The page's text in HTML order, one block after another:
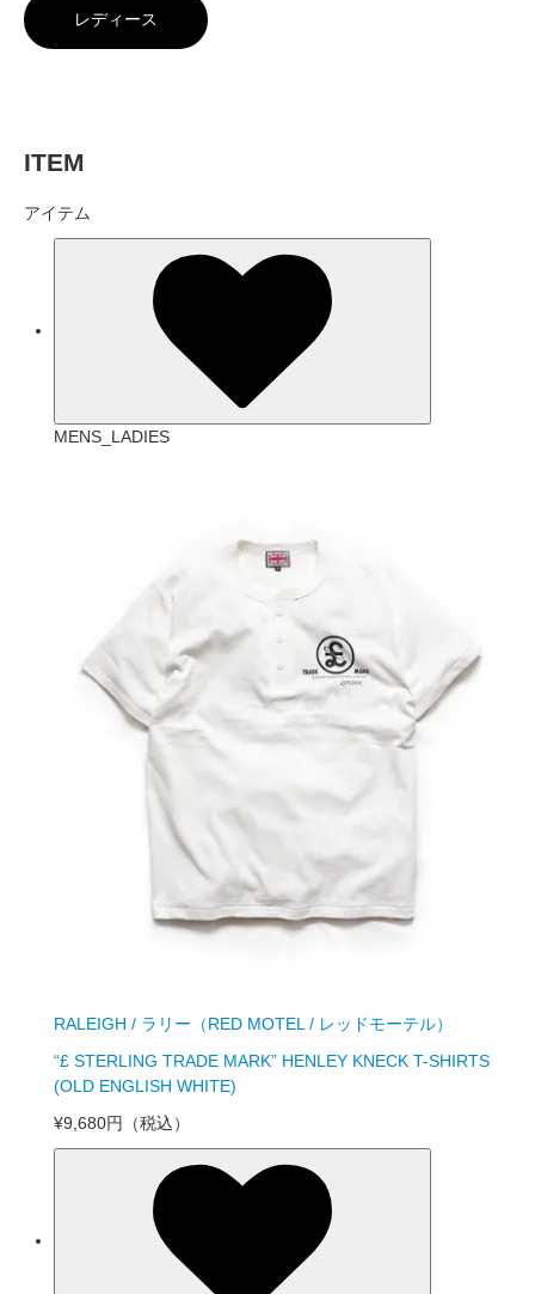
レディース
ITEM
アイテム
MENS_LADIES
RALEIGH / ラリー（RED MOTEL / レッドモーテル）
“£ STERLING TRADE MARK” HENLEY KNECK T-SHIRTS
(OLD ENGLISH WHITE)
¥9,680円
（税込）